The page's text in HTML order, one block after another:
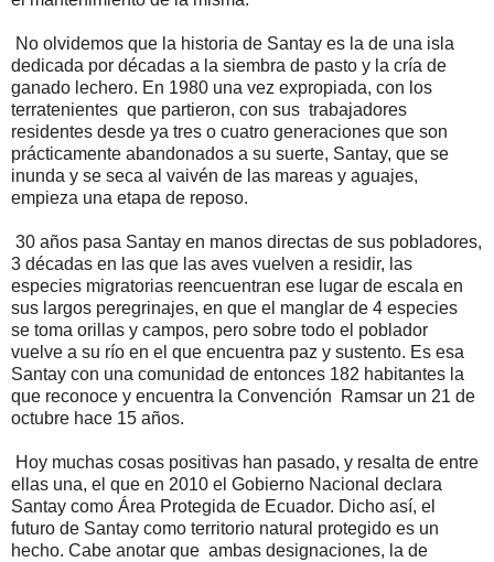
No olvidemos que la historia de Santay es la de una isla
dedicada por décadas a la siembra de pasto y la cría de
ganado lechero. En 1980 una vez expropiada, con los
terratenientes que partieron, con sus trabajadores
residentes desde ya tres o cuatro generaciones que son
prácticamente abandonados a su suerte, Santay, que se
inunda y se seca al vaivén de las mareas y aguajes,
empieza una etapa de reposo.
30 años pasa Santay en manos directas de sus pobladores,
3 décadas en las que las aves vuelven a residir, las
especies migratorias reencuentran ese lugar de escala en
sus largos peregrinajes, en que el manglar de 4 especies
se toma orillas y campos, pero sobre todo el poblador
vuelve a su río en el que encuentra paz y sustento. Es esa
Santay con una comunidad de entonces 182 habitantes la
que reconoce y encuentra la Convención Ramsar un 21 de
octubre hace 15 años.
Hoy muchas cosas positivas han pasado, y resalta de entre
ellas una, el que en 2010 el Gobierno Nacional declara
Santay como Área Protegida de Ecuador. Dicho así, el
futuro de Santay como territorio natural protegido es un
hecho. Cabe anotar que ambas designaciones, la de